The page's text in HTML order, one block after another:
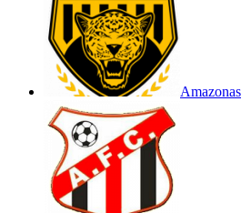
Amazonas